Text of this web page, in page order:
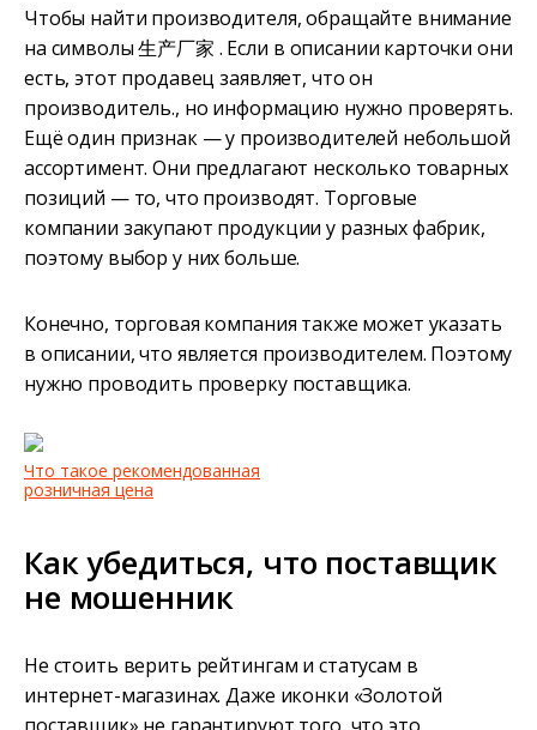
Чтобы найти производителя, обращайте внимание
на символы 生产厂家 . Если в описании карточки они
есть, этот продавец заявляет, что он
производитель., но информацию нужно проверять.
Ещё один признак — у производителей небольшой
ассортимент. Они предлагают несколько товарных
позиций — то, что производят. Торговые
компании закупают продукции у разных фабрик,
поэтому выбор у них больше.
Конечно, торговая компания также может указать
в описании, что является производителем. Поэтому
нужно проводить проверку поставщика.
Что такое рекомендованная
розничная цена
Как убедиться, что поставщик
не мошенник
Не стоить верить рейтингам и статусам в
интернет-магазинах. Даже иконки «Золотой
поставщик» не гарантируют того, что это